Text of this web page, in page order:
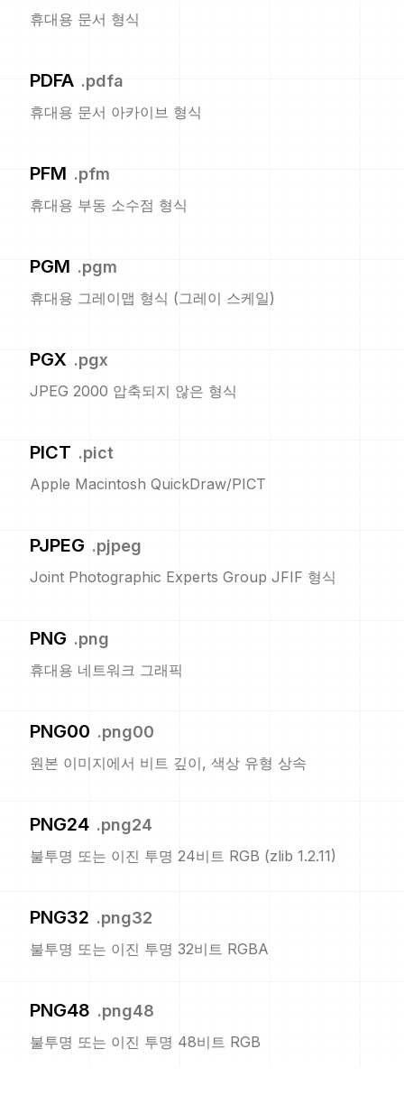
휴대용 문서 형식
PDFA .pdfa
휴대용 문서 아카이브 형식
PFM .pfm
휴대용 부동 소수점 형식
PGM .pgm
휴대용 그레이맵 형식 (그레이 스케일)
PGX .pgx
JPEG 2000 압축되지 않은 형식
PICT .pict
Apple Macintosh QuickDraw/PICT
PJPEG .pjpeg
Joint Photographic Experts Group JFIF 형식
PNG .png
휴대용 네트워크 그래픽
PNG00 .png00
원본 이미지에서 비트 깊이, 색상 유형 상속
PNG24 .png24
불투명 또는 이진 투명 24비트 RGB (zlib 1.2.11)
PNG32 .png32
불투명 또는 이진 투명 32비트 RGBA
PNG48 .png48
불투명 또는 이진 투명 48비트 RGB